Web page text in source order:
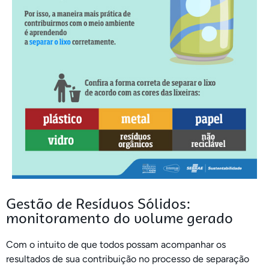
Gestão de Resíduos Sólidos:
monitoramento do volume gerado
Com o intuito de que todos possam acompanhar os
resultados de sua contribuição no processo de separação